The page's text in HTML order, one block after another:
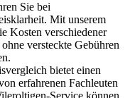
Sie bei
Mit unserem
Kosten verschiedener
versteckte Gebühren
bietet einen
erfahrenen Fachleuten
Service können